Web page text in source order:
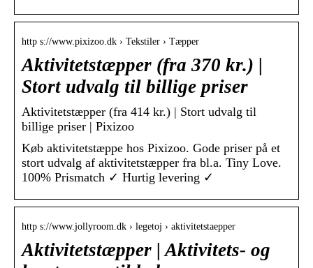
http s://www.pixizoo.dk › Tekstiler › Tæpper
Aktivitetstæpper (fra 370 kr.) |
Stort udvalg til billige priser
Aktivitetstæpper (fra 414 kr.) | Stort udvalg til
billige priser | Pixizoo
Køb aktivitetstæppe hos Pixizoo. Gode priser på et
stort udvalg af aktivitetstæpper fra bl.a. Tiny Love.
100% Prismatch ✓ Hurtig levering ✓
http s://www.jollyroom.dk › legetoj › aktivitetstaepper
Aktivitetstæpper | Aktivitets- og